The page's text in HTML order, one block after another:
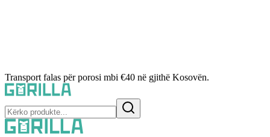
Transport falas për porosi mbi €40 në gjithë Kosovën.